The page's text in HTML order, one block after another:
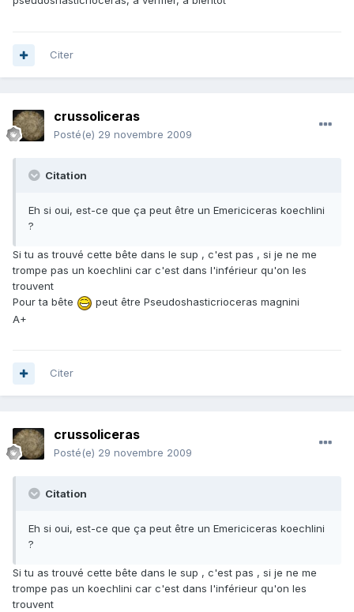
Citer
crussoliceras
Posté(e) 29 novembre 2009
Citation
Eh si oui, est-ce que ça peut être un Emericiceras koechlini
?
Si tu as trouvé cette bête dans le sup , c'est pas , si je ne me
trompe pas un koechlini car c'est dans l'inférieur qu'on les
trouvent
Pour ta bête
peut être Pseudoshasticrioceras magnini
A+
Citer
crussoliceras
Posté(e) 29 novembre 2009
Citation
Eh si oui, est-ce que ça peut être un Emericiceras koechlini
?
Si tu as trouvé cette bête dans le sup , c'est pas , si je ne me
trompe pas un koechlini car c'est dans l'inférieur qu'on les
trouvent